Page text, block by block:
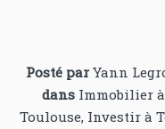
Posté par Yann
dans Immobilier
Toulouse, Investir à